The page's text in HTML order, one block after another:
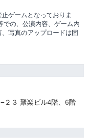
ゲームとなっておりま
の、 公演内容、 ゲーム内
写真のアップロードは固
２３ 聚楽ビル4階、6階